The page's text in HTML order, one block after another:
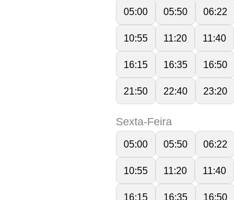
05:00 05:50 06:22
10:55 11:20 11:40
16:15 16:35 16:50
21:50 22:40 23:20
Sexta-Feira
05:00 05:50 06:22
10:55 11:20 11:40
16:15 16:35 16:50